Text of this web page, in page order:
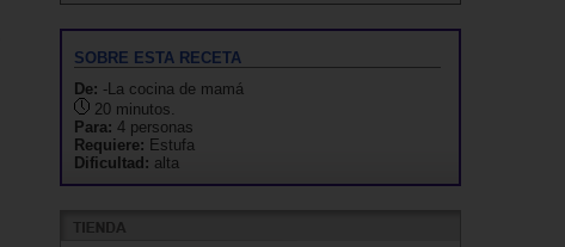
SOBRE ESTA RECETA
De: -La cocina de mamá
20 minutos.
Para: 4 personas
Requiere: Estufa
Dificultad: alta